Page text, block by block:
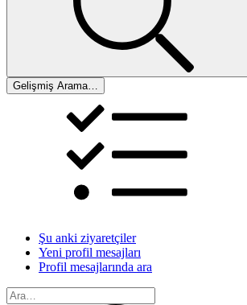
Gelişmiş Arama…
Şu anki ziyaretçiler
Yeni profil mesajları
Profil mesajlarında ara